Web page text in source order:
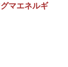
マエネルギ